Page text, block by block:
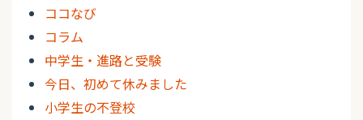
ココなび
コラム
中学生・進路と受験
今日、初めて休みました
小学生の不登校